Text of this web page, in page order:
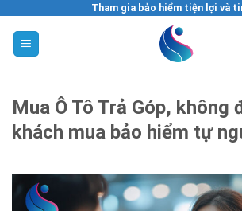
content
Tham gia bảo hiểm tiện lợi và
Mua Ô Tô Trả Góp, không
khách mua bảo hiểm tự